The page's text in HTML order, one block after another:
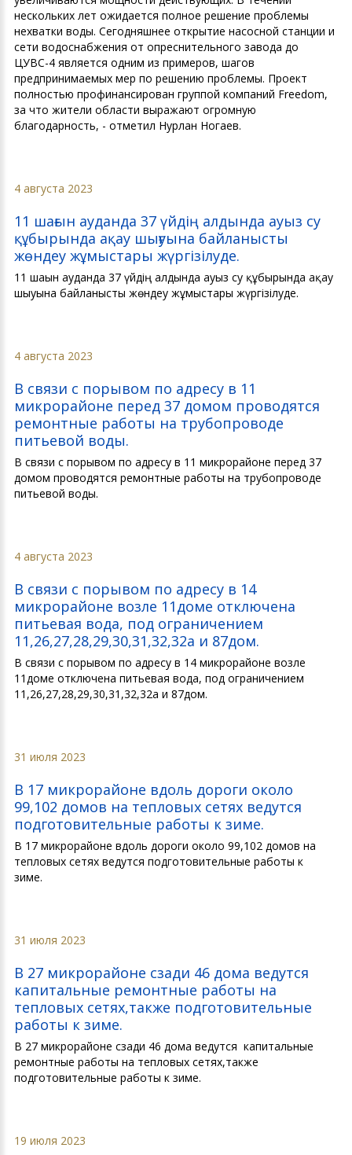
нескольких лет ожидается полное решение проблемы
нехватки воды. Сегодняшнее открытие насосной станции и
сети водоснабжения от опреснительного завода до
ЦУВС-4 является одним из примеров, шагов
предпринимаемых мер по решению проблемы. Проект
полностью профинансирован группой компаний Freedom,
за что жители области выражают огромную
благодарность, - отметил Нурлан Ногаев.
4 августа 2023
11 шағын ауданда 37 үйдің алдында ауыз су
құбырында ақау шығуына байланысты
жөндеу жұмыстары жүргізілуде.
11 шағын ауданда 37 үйдің алдында ауыз су құбырында ақау
шығуына байланысты жөндеу жұмыстары жүргізілуде.
4 августа 2023
В связи с порывом по адресу в 11
микрорайоне перед 37 домом проводятся
ремонтные работы на трубопроводе
питьевой воды.
В связи с порывом по адресу в 11 микрорайоне перед 37
домом проводятся ремонтные работы на трубопроводе
питьевой воды.
4 августа 2023
В связи с порывом по адресу в 14
микрорайоне возле 11доме отключена
питьевая вода, под ограничением
11,26,27,28,29,30,31,32,32а и 87дом.
В связи с порывом по адресу в 14 микрорайоне возле
11доме отключена питьевая вода, под ограничением
11,26,27,28,29,30,31,32,32а и 87дом.
31 июля 2023
В 17 микрорайоне вдоль дороги около
99,102 домов на тепловых сетях ведутся
подготовительные работы к зиме.
В 17 микрорайоне вдоль дороги около 99,102 домов на
тепловых сетях ведутся подготовительные работы к
зиме.
31 июля 2023
В 27 микрорайоне сзади 46 дома ведутся
капитальные ремонтные работы на
тепловых сетях,также подготовительные
работы к зиме.
В 27 микрорайоне сзади 46 дома ведутся капитальные
ремонтные работы на тепловых сетях,также
подготовительные работы к зиме.
19 июля 2023